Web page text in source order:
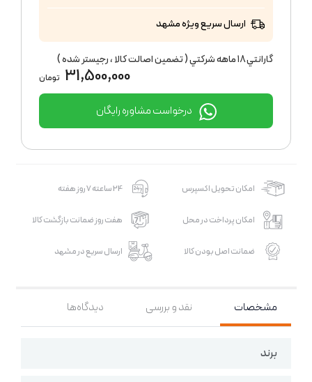
ارسال سریع ویژه مشهد
گارانتي ١٨ ماهه شركتي ( تضمين اصالت كالا ، رجيستر شده )
31,500,000 تومان
درخواست مشاوره رایگان
امکان تحویل اکسپرس 24 ساعته 7 روز هفته
امکان پرداخت در محل هفت روز ضمانت بازگشت کالا
ضمانت اصل بودن کالا ارسال سریع در مشهد
مشخصات نقد و بررسی دیدگاه‌ها
برند